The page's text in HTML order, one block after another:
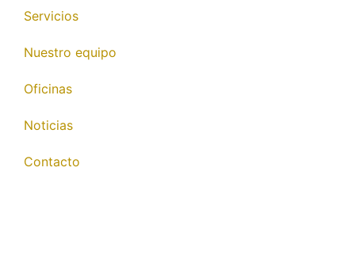
Servicios
Nuestro equipo
Oficinas
Noticias
Contacto